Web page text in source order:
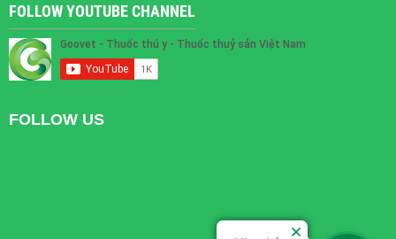
FOLLOW YOUTUBE CHANNEL
FOLLOW US